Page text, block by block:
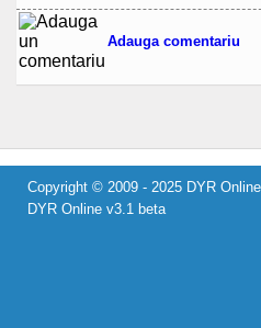
Adauga comentariu
Copyright © 2009 - 2025 DYR
DYR Online v3.1 beta